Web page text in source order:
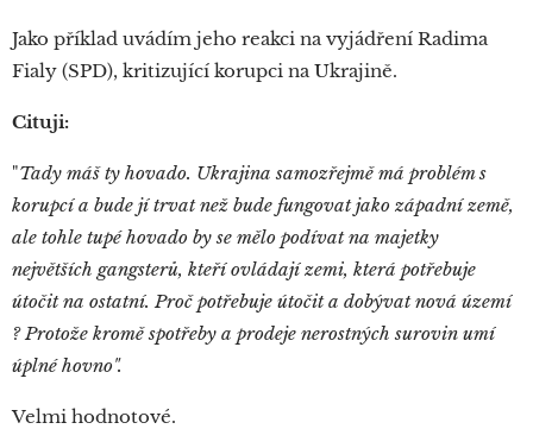
Jako příklad uvádím jeho reakci na vyjádření Radima
Fialy (SPD), kritizující korupci na Ukrajině.
Cituji:
"Tady máš ty hovado. Ukrajina samozřejmě má problém s
korupcí a bude jí trvat než bude fungovat jako západní země,
ale tohle tupé hovado by se mělo podívat na majetky
největších gangsterů, kteří ovládají zemi, která potřebuje
útočit na ostatní. Proč potřebuje útočit a dobývat nová území
? Protože kromě spotřeby a prodeje nerostných surovin umí
úplné hovno".
Velmi hodnotové.